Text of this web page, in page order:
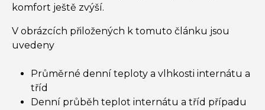
komfort ještě zvýší.
V obrázcích přiložených k tomuto článku jsou
uvedeny
Průměrné denní teploty a vlhkosti internátu a
tříd
Denní průběh teplot internátu a tříd případu